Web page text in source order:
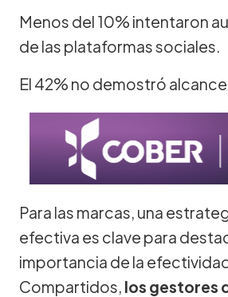
Menos del 10% intentaron
de las plataformas sociales.
El 42% no demostró
Para las marcas, una
efectiva es clave para
importancia de la
Compartidos, los gestores